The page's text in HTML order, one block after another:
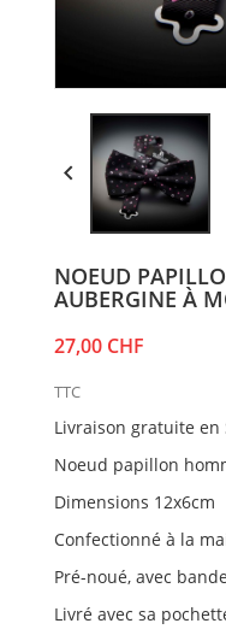

NOEUD
AUBERGINE À
27,00 CHF
TTC
Livraison gratuite en
Noeud papillon
Dimensions 12x6cm
Confectionné à la
Pré-noué, avec
Livré avec sa